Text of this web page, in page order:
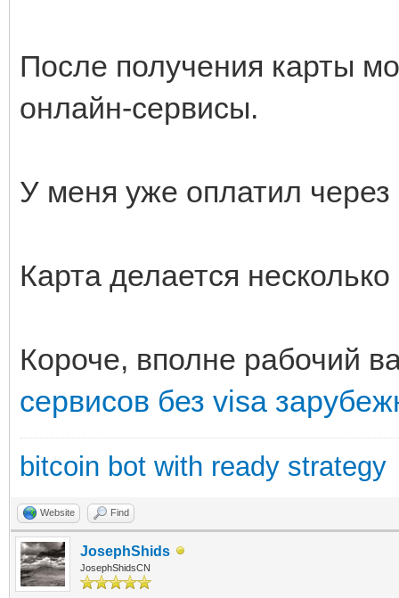
После получения карты
онлайн-сервисы.
У меня уже оплатил
Карта делается несколько
Короче, вполне рабочий
сервисов без visa
bitcoin bot with ready strategy
Website Find
JosephShids
JosephShidsCN